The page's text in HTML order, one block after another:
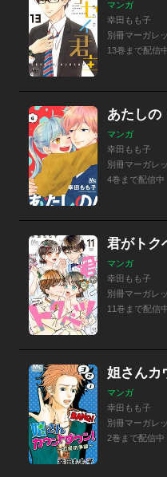
マンガ
幸田もも子
別冊マーガレ
13巻まで配信
あたしの
マンガ
幸田もも子
別冊マーガレ
4巻まで配信中
君がトク
マンガ
幸田もも子
別冊マーガレ
11巻まで配信
姐さんカ
マンガ
幸田もも子
別冊マーガレ
2巻まで配信中